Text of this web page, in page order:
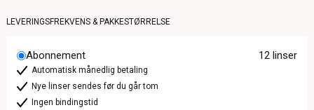
LEVERINGSFREKVENS & PAKKESTØRRELSE
Abonnement 12 linser
Automatisk månedlig betaling
Nye linser sendes før du går tom
Ingen bindingstid